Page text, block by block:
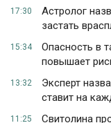
17:30
Астролог
застать
15:34
Опасность в
повышает
13:32
Эксперт
ставит на
11:25
Свитолина